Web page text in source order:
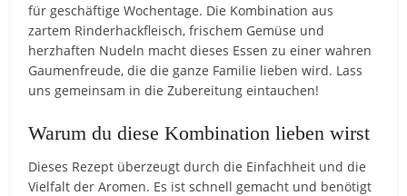
für geschäftige Wochentage. Die Kombination aus
zartem Rinderhackfleisch, frischem Gemüse und
herzhaften Nudeln macht dieses Essen zu einer wahren
Gaumenfreude, die die ganze Familie lieben wird. Lass
uns gemeinsam in die Zubereitung eintauchen!
Warum du diese Kombination lieben wirst
Dieses Rezept überzeugt durch die Einfachheit und die
Vielfalt der Aromen. Es ist schnell gemacht und benötigt